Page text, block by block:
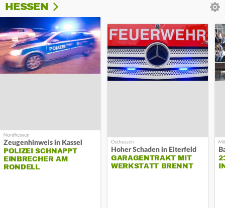
HESSEN
Zeugenhinweis in Kassel
POLIZEI SCHNAPPT
EINBRECHER AM
RONDELL
Hoher Schaden in Eiterfeld
GARAGENTRAKT MIT
WERKSTATT BRENNT